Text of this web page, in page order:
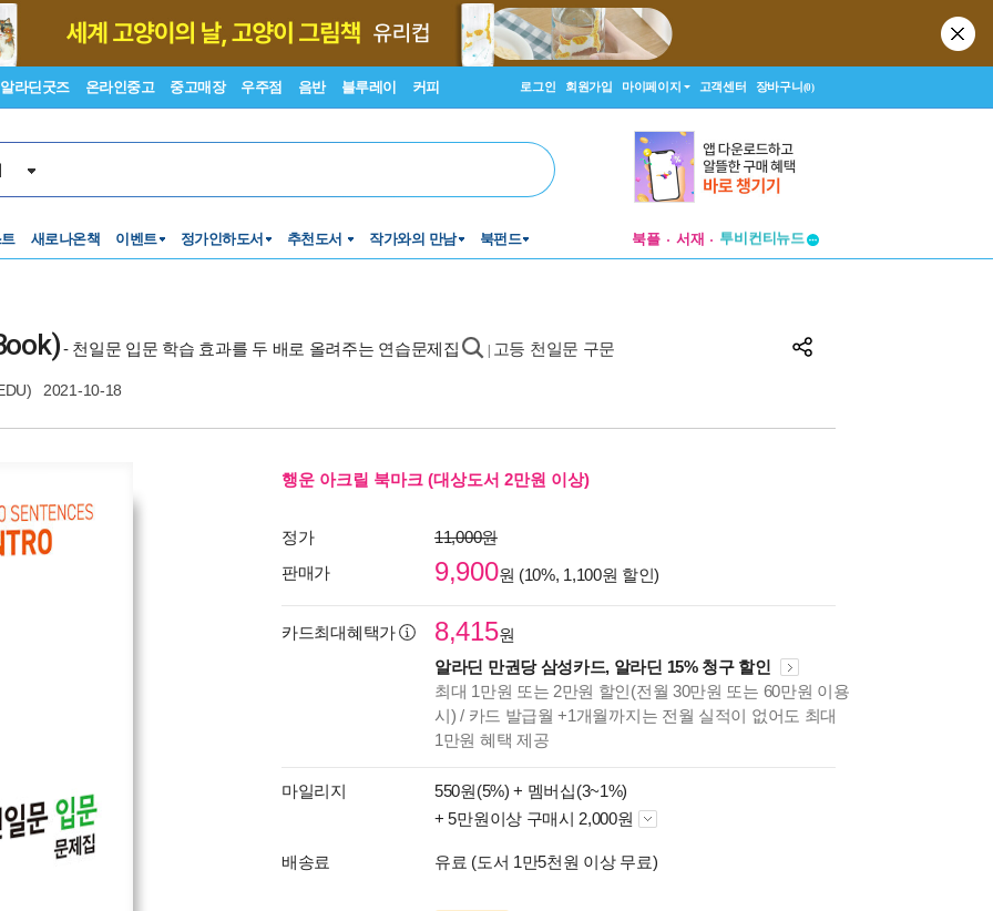
알라딘굿즈 온라인중고 중고매장 우주점 음반 블루레이 커피 로그인 회원가입 마이페이지 고객센터 장바구니(0)
새로나온책 이벤트 정가인하도서 추천도서 작가와의 만남 북펀드 북플 서재
창작플랫폼
- 천일문 입문 학습 효과를 두 배로 올려주는 연습문제집 고등 천일문 구문
2021-10-18
행운 아크릴 북마크 (대상도서 2만원 이상)
정가
11,000원
판매가
9,900원 (10%, 1,100원 할인)
카드최대혜택가 8,415원
알라딘 만권당 삼성카드, 알라딘 15% 청구 할인
최대 1만원 또는 2만원 할인(전월 30만원 또는 60만원 이용
시) / 카드 발급월 +1개월까지는 전월 실적이 없어도 최대
1만원 혜택 제공
마일리지 550원(5%) + 멤버십(3~1%)
+ 5만원이상 구매시 2,000원
배송료 유료 (도서 1만5천원 이상 무료)